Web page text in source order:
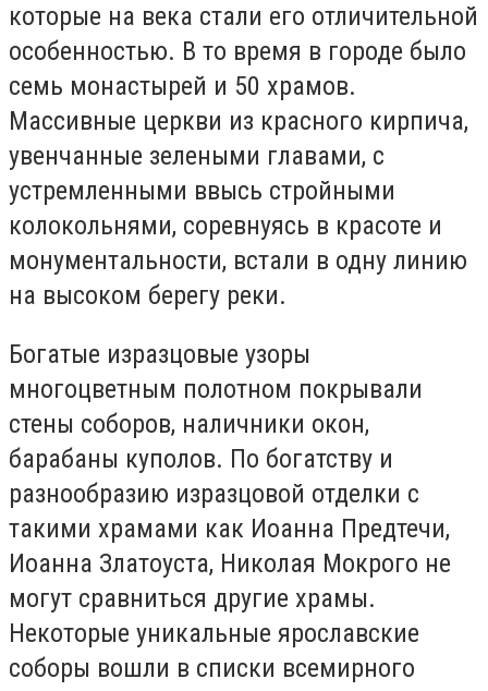
которые на века стали его отличительной
особенностью. В то время в городе было
семь монастырей и 50 храмов.
Массивные церкви из красного кирпича,
увенчанные зелеными главами, с
устремленными ввысь стройными
колокольнями, соревнуясь в красоте и
монументальности, встали в одну линию
на высоком берегу реки.
Богатые изразцовые узоры
многоцветным полотном покрывали
стены соборов, наличники окон,
барабаны куполов. По богатству и
разнообразию изразцовой отделки с
такими храмами как Иоанна Предтечи,
Иоанна Златоуста, Николая Мокрого не
могут сравниться другие храмы.
Некоторые уникальные ярославские
соборы вошли в списки всемирного